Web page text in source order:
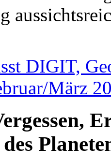
DIGIT,
März